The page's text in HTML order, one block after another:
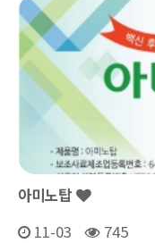
아미노탑
11-03
745